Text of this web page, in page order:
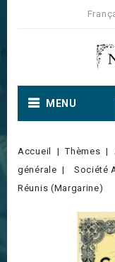
MENU
Accueil Thèmes
générale
Société
Réunis (Margarine)